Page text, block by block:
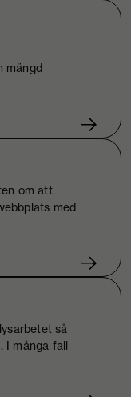
mängd
om att
med
så
I många fall